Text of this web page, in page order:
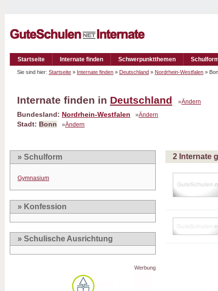
Startseite Internate finden Schwerpunktthemen
Sie sind hier: Startseite » Internate finden » Deutschland » Nordrhein-Westfalen »
Internate finden in Deutschland »Ändern
Bundesland: Nordrhein-Westfalen »Ändern
Stadt: Bonn »Ändern
» Schulform
Gymnasium
» Konfession
» Schulische Ausrichtung
Werbung
2 Internate